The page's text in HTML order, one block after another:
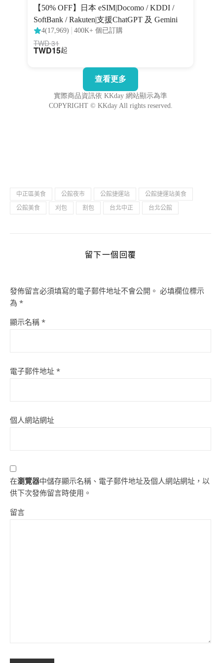
中正區美食 公館夜市 公館捷運站
公館捷運站美食
公館美食
刈包 割包 台北中正 台北公館
留下一個回覆
發佈留言必須填寫的電子郵件地址不會公開。 必填欄位標示
為 *
顯示名稱 *
電子郵件地址 *
個人網站網址
在瀏覽器中儲存顯示名稱、電子郵件地址及個人網站網址，以
供下次發佈留言時使用。
留言